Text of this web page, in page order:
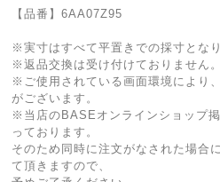
【品番】6AA07Z95
※実寸はすべて平置きでの採寸となり
※返品交換は受け付けておりません。
※ご使用されている画面環境により
がございます。
※当店のBASEオンラインショップ
っております。
そのため同時に注文がなされた場合
て頂きますので、